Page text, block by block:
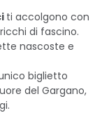
ti accolgono con
di fascino.
nascoste e
biglietto
del Gargano,